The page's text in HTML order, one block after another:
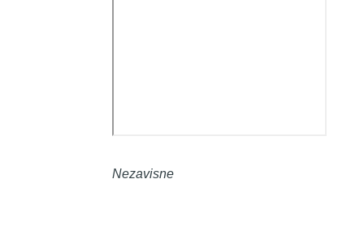
Nezavisne